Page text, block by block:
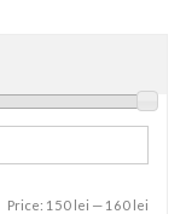
Price: 150 lei — 160 lei